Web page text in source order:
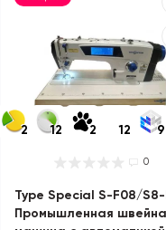
2 12 2 12 9
0
Type Special S-F08/S8-
Промышленная